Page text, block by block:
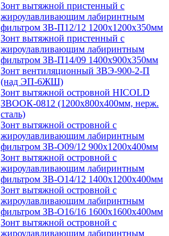
Зонт вытяжной пристенный с
жироулавливающим лабиринтным
фильтром ЗВ-П12/12 1200х1200х350мм
Зонт вытяжной пристенный с
жироулавливающим лабиринтным
фильтром ЗВ-П14/09 1400х900х350мм
Зонт вентиляционный ЗВЭ-900-2-П
(над ЭП-6ЖШ)
Зонт вытяжной островной HICOLD
ЗВООК-0812 (1200х800x400мм, нерж.
сталь)
Зонт вытяжной островной с
жироулавливающим лабиринтным
фильтром ЗВ-О09/12 900х1200х400мм
Зонт вытяжной островной с
жироулавливающим лабиринтным
фильтром ЗВ-О14/12 1400х1200х400мм
Зонт вытяжной островной с
жироулавливающим лабиринтным
фильтром ЗВ-О16/16 1600х1600х400мм
Зонт вытяжной островной с
жироулавливающим лабиринтным